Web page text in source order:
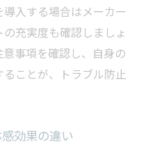
入する場合はメーカー
充実度も確認しましょ
事項を確認し、自身の
ことが、トラブル防止
効果の違い